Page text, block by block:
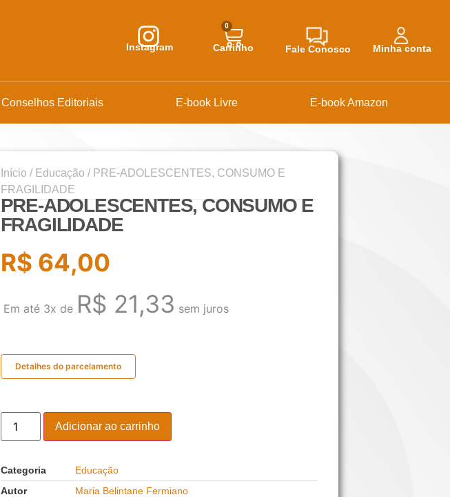
Instagram
0
Carrinho Fale Conosco Minha conta
Conselhos Editoriais E-book Livre E-book Amazon
Início / Educação / PRE-ADOLESCENTES, CONSUMO E
FRAGILIDADE
PRE-ADOLESCENTES, CONSUMO E
FRAGILIDADE
R$ 64,00
Em até 3x de R$ 21,33 sem juros
Detalhes do parcelamento
Adicionar ao carrinho
Categoria
Educação
Autor
Maria Belintane Fermiano